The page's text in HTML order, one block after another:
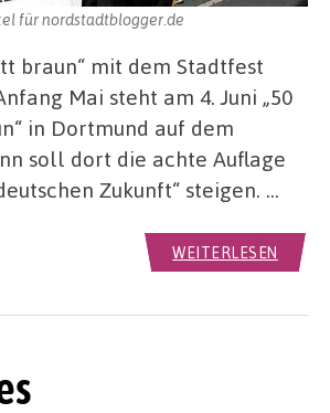
für nordstadtblogger.de
braun“ mit dem Stadtfest
Mai steht am 4. Juni „50
in Dortmund auf dem
soll dort die achte Auflage
Zukunft“ steigen. …
WEITERLESEN